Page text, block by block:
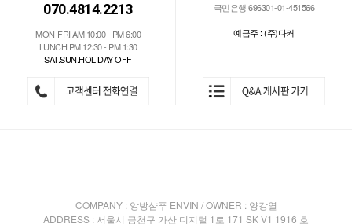
070.4814.2213
MON-FRI AM 10:00 - PM 6:00
LUNCH PM 12:30 - PM 1:30
SAT.SUN.HOLIDAY OFF
국민은행 696301-01-451566
예금주 : (주)다커
COMPANY : 앙방샴푸 ENVIN / OWNER : 양강열
ADDRESS : 서울시 금천구 가산 디지털 1로 171 SK V1 1916 호